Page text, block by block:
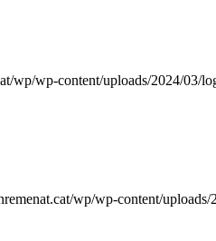
wp/wp-content/uploads/2024/03/
wp/wp-content/